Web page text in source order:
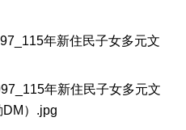
年新住民子女多元文
年新住民子女多元文
）.jpg